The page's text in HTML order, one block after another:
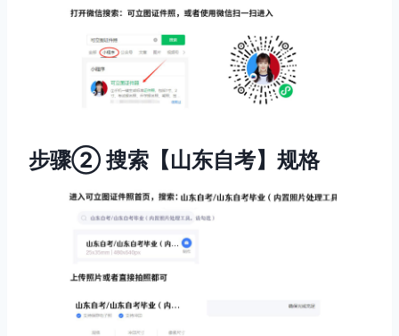
步骤② 搜索【山东自考】规格